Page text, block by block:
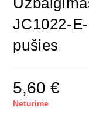
JC1022-
pušies
5,60€
Neturime